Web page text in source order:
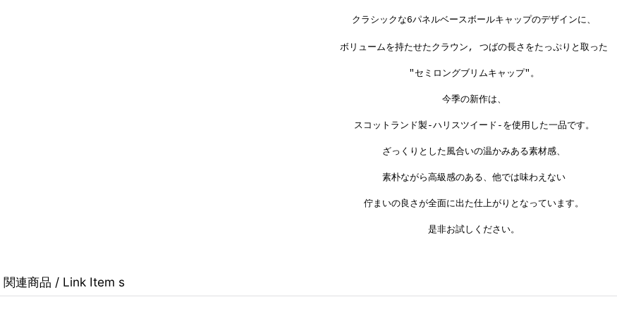
クラシックな6パネルベースボールキャップのデザインに、
ボリュームを持たせたクラウン, つばの長さをたっぷりと取った
"セミロングブリムキャップ"。
今季の新作は、
スコットランド製-ハリスツイード-を使用した一品です。
ざっくりとした風合いの温かみある素材感、
素朴ながら高級感のある、他では味わえない
佇まいの良さが全面に出た仕上がりとなっています。
是非お試しください。
関連商品 / Link Item s